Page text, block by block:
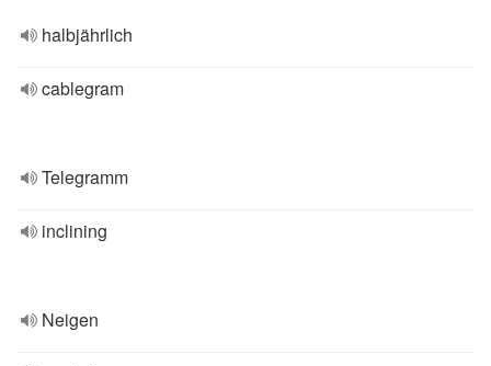
halbjährlich
cablegram
Telegramm
inclining
Neigen